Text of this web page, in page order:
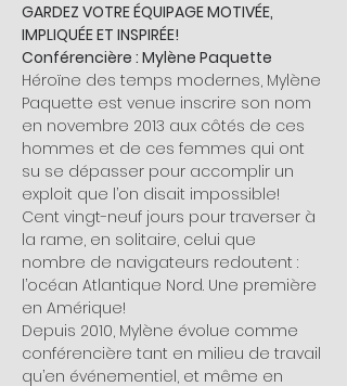
GARDEZ VOTRE ÉQUIPAGE MOTIVÉE,
IMPLIQUÉE ET INSPIRÉE!
Conférencière : Mylène Paquette
Héroïne des temps modernes, Mylène
Paquette est venue inscrire son nom
en novembre 2013 aux côtés de ces
hommes et de ces femmes qui ont
su se dépasser pour accomplir un
exploit que l’on disait impossible!
Cent vingt-neuf jours pour traverser à
la rame, en solitaire, celui que
nombre de navigateurs redoutent :
l’océan Atlantique Nord. Une première
en Amérique!
Depuis 2010, Mylène évolue comme
conférencière tant en milieu de travail
qu’en événementiel, et même en